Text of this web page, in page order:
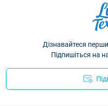
Дізнавайтеся
Підпишіться на